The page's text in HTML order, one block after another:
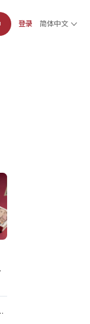
登录 简体中文
理念
合自己的交易账户